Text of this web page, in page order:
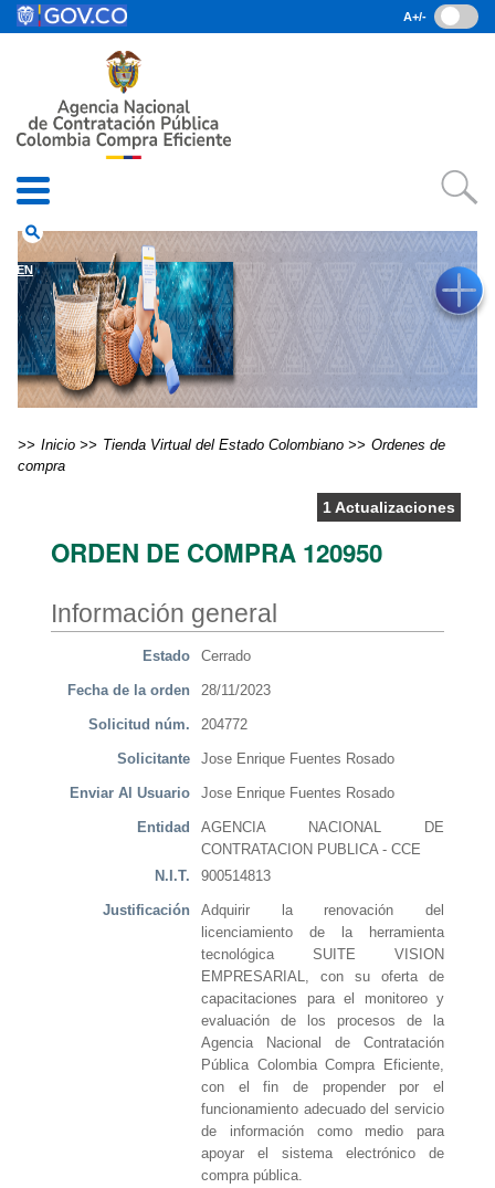
Pasar al contenido principal
• Consulta RUES
• Preguntas Frecuentes
search
EN
A+/-
Inicio Tienda Virtual del Estado Colombiano
Ordenes de
compra
1 Actualizaciones
ORDEN DE COMPRA 120950
Información general
Estado Cerrado
Fecha de la orden 28/11/2023
Solicitud núm. 204772
Solicitante Jose Enrique Fuentes Rosado
Enviar Al Usuario Jose Enrique Fuentes Rosado
Entidad
AGENCIA NACIONAL DE
CONTRATACION PUBLICA - CCE
N.I.T.
900514813
Justificación
Adquirir la renovación del
licenciamiento de la herramienta
tecnológica SUITE VISION
EMPRESARIAL, con su oferta de
capacitaciones para el monitoreo y
evaluación de los procesos de la
Agencia Nacional de Contratación
Pública Colombia Compra Eficiente,
con el fin de propender por el
funcionamiento adecuado del servicio
de información como medio para
apoyar el sistema electrónico de
compra pública.